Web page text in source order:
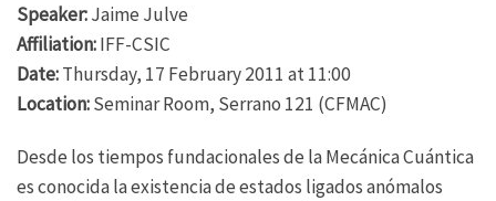
Speaker:Jaime Julve
Affiliation:IFF-CSIC
Date:Thursday, 17 February 2011 at 11:00
Location:Seminar Room, Serrano 121 (CFMAC)
Desde los tiempos fundacionales de la Mecánica Cuántica
es conocida la existencia de estados ligados anómalos